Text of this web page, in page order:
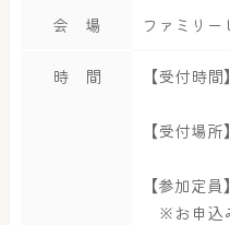
会 場 ファミリ
時 間 【受付時
【受付場
【参加定
※お申込